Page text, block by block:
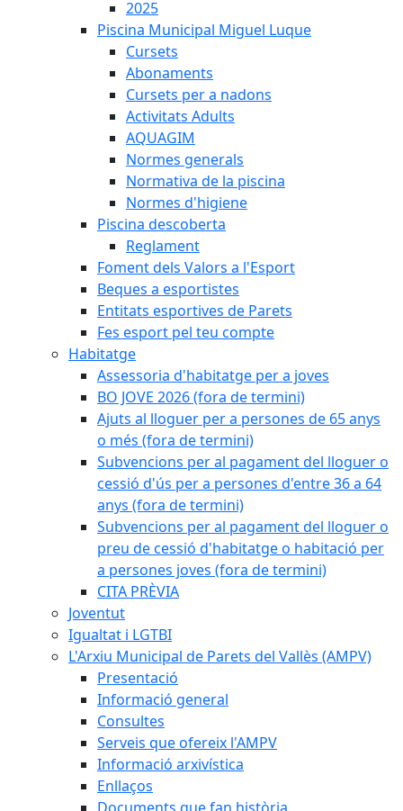
2025
Piscina Municipal Miguel Luque
Cursets
Abonaments
Cursets per a nadons
Activitats Adults
AQUAGIM
Normes generals
Normativa de la piscina
Normes d'higiene
Piscina descoberta
Reglament
Foment dels Valors a l'Esport
Beques a esportistes
Entitats esportives de Parets
Fes esport pel teu compte
Habitatge
Assessoria d'habitatge per a joves
BO JOVE 2026 (fora de termini)
Ajuts al lloguer per a persones de 65 anys
o més (fora de termini)
Subvencions per al pagament del lloguer o
cessió d'ús per a persones d'entre 36 a 64
anys (fora de termini)
Subvencions per al pagament del lloguer o
preu de cessió d'habitatge o habitació per
a persones joves (fora de termini)
CITA PRÈVIA
Joventut
Igualtat i LGTBI
L'Arxiu Municipal de Parets del Vallès (AMPV)
Presentació
Informació general
Consultes
Serveis que ofereix l'AMPV
Informació arxivística
Enllaços